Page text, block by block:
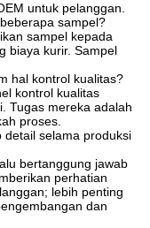
untuk pelanggan.
sampel?
sampel kepada
biaya kurir. Sampel
hal kontrol kualitas?
kontrol kualitas
Tugas mereka adalah
proses.
detail selama produksi
bertanggung jawab
perhatian
lebih penting
dan